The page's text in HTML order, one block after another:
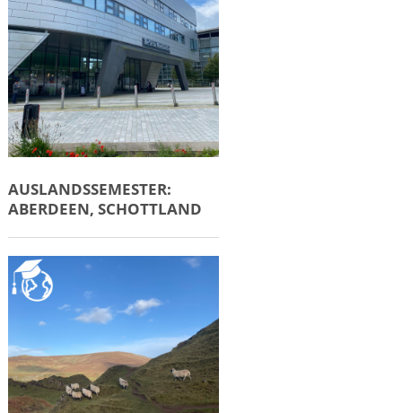
AUSLANDSSEMESTER:
ABERDEEN, SCHOTTLAND